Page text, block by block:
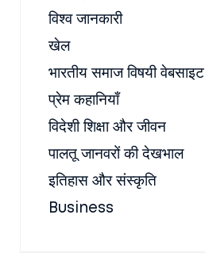
विश्व जानकारी
खेल
भारतीय समाज विषयी वेबसाइट
प्रेम कहानियाँ
विदेशी शिक्षा और जीवन
पालतू जानवरों की देखभाल
इतिहास और संस्कृति
Business